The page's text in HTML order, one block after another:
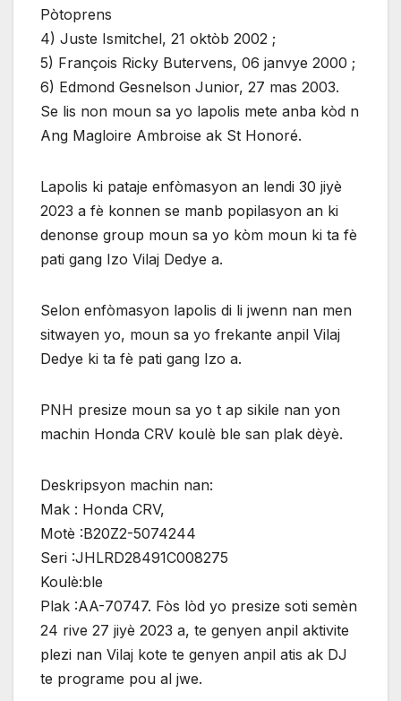
Pòtoprens
4) Juste Ismitchel, 21 oktòb 2002 ;
5) François Ricky Butervens, 06 janvye 2000 ;
6) Edmond Gesnelson Junior, 27 mas 2003.
Se lis non moun sa yo lapolis mete anba kòd n
Ang Magloire Ambroise ak St Honoré.
Lapolis ki pataje enfòmasyon an lendi 30 jiyè
2023 a fè konnen se manb popilasyon an ki
denonse group moun sa yo kòm moun ki ta fè
pati gang Izo Vilaj Dedye a.
Selon enfòmasyon lapolis di li jwenn nan men
sitwayen yo, moun sa yo frekante anpil Vilaj
Dedye ki ta fè pati gang Izo a.
PNH presize moun sa yo t ap sikile nan yon
machin Honda CRV koulè ble san plak dèyè.
Deskripsyon machin nan:
Mak : Honda CRV,
Motè :B20Z2-5074244
Seri :JHLRD28491C008275
Koulè:ble
Plak :AA-70747. Fòs lòd yo presize soti semèn
24 rive 27 jiyè 2023 a, te genyen anpil aktivite
plezi nan Vilaj kote te genyen anpil atis ak DJ
te programe pou al jwe.